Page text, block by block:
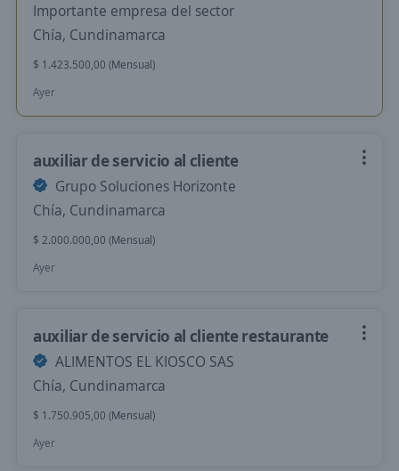
Importante empresa del sector
Chía, Cundinamarca
$ 1.423.500,00 (Mensual)
Ayer
auxiliar de servicio al cliente
Grupo Soluciones Horizonte
Chía, Cundinamarca
$ 2.000.000,00 (Mensual)
Ayer
auxiliar de servicio al cliente restaurante
ALIMENTOS EL KIOSCO SAS
Chía, Cundinamarca
$ 1.750.905,00 (Mensual)
Ayer